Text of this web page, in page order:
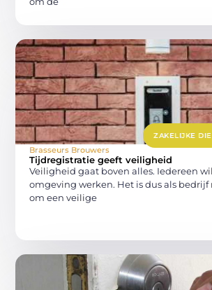
ZAKELIJKE
Brasseurs Brouwers
Tijdregistratie geeft veiligheid
Veiligheid gaat boven alles. Iedereen
omgeving werken. Het is dus als
om een veilige